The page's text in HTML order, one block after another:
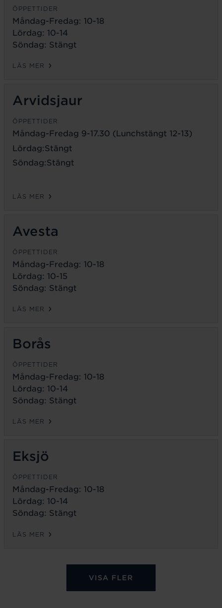
ÖPPETTIDER
Måndag-Fredag: 10-18
Lördag: 10-14
Söndag: Stängt
LÄS MER
Arvidsjaur
ÖPPETTIDER
Måndag-Fredag 9-17.30 (Lunchstängt 12-13)
Lördag:Stängt
Söndag:Stängt
LÄS MER
Avesta
ÖPPETTIDER
Måndag-Fredag: 10-18
Lördag: 10-15
Söndag: Stängt
LÄS MER
Borås
ÖPPETTIDER
Måndag-Fredag: 10-18
Lördag: 10-14
Söndag: Stängt
LÄS MER
Eksjö
ÖPPETTIDER
Måndag-Fredag: 10-18
Lördag: 10-14
Söndag: Stängt
LÄS MER
VISA FLER